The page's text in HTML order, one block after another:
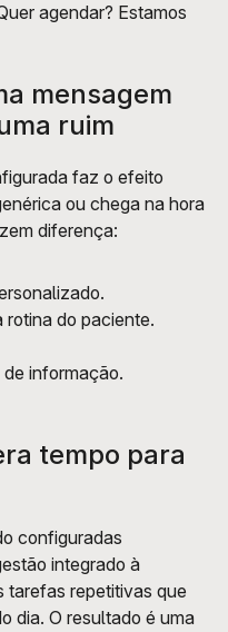
agendar? Estamos
mensagem
ruim
faz o efeito
ou chega na hora
diferença:
rotina do paciente.
informação.
tempo para
configuradas
integrado à
tarefas repetitivas que
dia. O resultado é uma